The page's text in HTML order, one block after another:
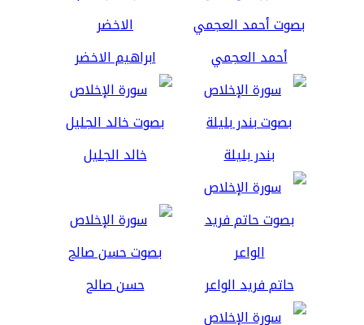
أحمد العجمي ابراهيم الاخضر
بندر بليلة خالد الجليل
حاتم فريد الواعر حسن صالح